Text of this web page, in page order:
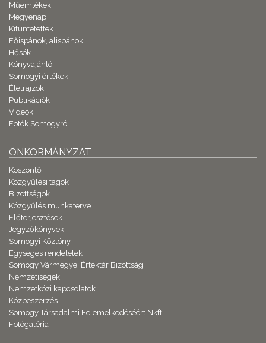
Műemlékek
Megyenap
Kitüntetettek
Főispánok, alispánok
Hősök
Könyvajánló
Somogyi értékek
Életrajzok
Publikációk
Videók
Fotók Somogyról
ÖNKORMÁNYZAT
Köszöntő
Közgyűlési tagok
Bizottságok
Közgyűlés munkaterve
Előterjesztések
Jegyzőkönyvek
Somogyi Közlöny
Egységes rendeletek
Somogy Vármegyei Értéktár Bizottság
Nemzetiségek
Nemzetközi kapcsolatok
Közbeszerzés
Somogy Társadalmi Felemelkedéséért Nkft.
Fotógaléria